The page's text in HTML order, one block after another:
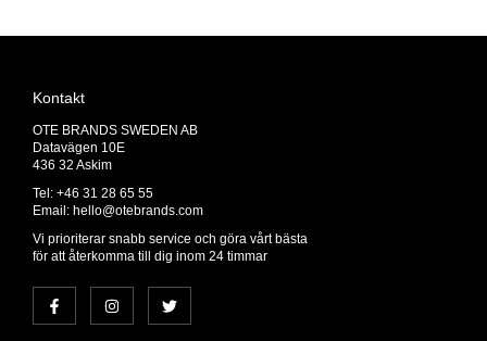
Kontakt
OTE BRANDS SWEDEN AB
Datavägen 10E
436 32 Askim
Tel: +46 31 28 65 55
Email: hello@otebrands.com
Vi prioriterar snabb service och göra vårt bästa
för att återkomma till dig inom 24 timmar